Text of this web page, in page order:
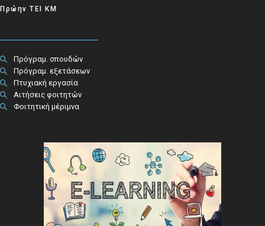
Πρώην ΤΕΙ ΚΜ
Πρόγραμ. σπουδών
Πρόγραμ. εξετάσεων
Πτυχιακή εργασία
Αιτήσεις φοιτητών
Φοιτητική μέριμνα